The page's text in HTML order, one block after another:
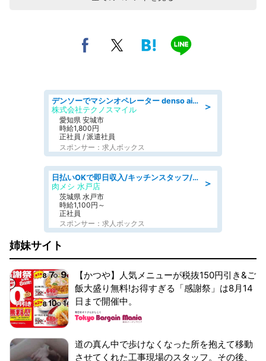
＞
デンソーでマシンオペレーター denso aichi
株式会社テクノスマイル
愛知県 安城市
時給1,800円
正社員 / 派遣社員
スポンサー：求人ボックス
＞
日払いOKで即日収入/キッチンスタッフ/「原付免許必須」デリバリー業務など、自己成長可能な幅広い仕事に挑戦!髪型自由&ピアス・ネイルOK/茨城県/水戸市
肉メシ 水戸店
茨城県 水戸市
時給1,100円～
正社員
スポンサー：求人ボックス
姉妹サイト
【かつや】人気メニューが税抜150円引き&ご
飯大盛り無料!お得すぎる「感謝祭」は8月14
日まで開催中。
道の真ん中で歩けなくなった所を抱えて移動
させてくれた工事現場のスタッフ。その後、